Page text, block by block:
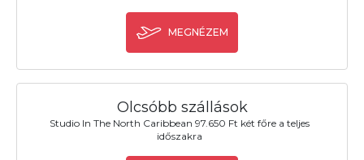
MEGNÉZEM
Olcsóbb szállások
Studio In The North Caribbean 97.650 Ft két főre a teljes
időszakra